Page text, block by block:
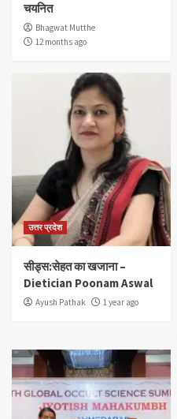
चयनित
Bhagwat Mutthe
12 months ago
उत्तर प्रदेश
सीड्स:सेहत का खजाना –
Dietician Poonam Aswal
Ayush Pathak 1 year ago